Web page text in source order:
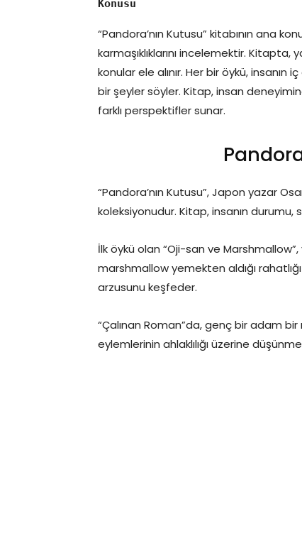
Konusu
“Pandora’nın Kutusu” kitabının ana
karmaşıklıklarını incelemektir. Kitapta,
konular ele alınır. Her bir öykü, insanın
bir şeyler söyler. Kitap, insan
farklı perspektifler sunar.
“Pandora’nın Kutusu”, Japon yazar
koleksiyonudur. Kitap, insanın
İlk öykü olan “Oji-san ve Marshmallow”,
marshmallow yemekten aldığı rahatlığı
arzusunu keşfeder.
“Çalınan Roman”da, genç bir adam
eylemlerinin ahlaklılığı üzerine